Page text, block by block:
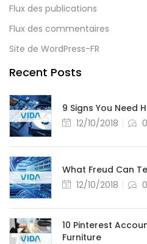
Flux des publications
Flux des commentaires
Site de WordPress-FR
Recent Posts
9 Signs You Need
12/10/2018
0
What Freud Can
12/10/2018
0
10 Pinterest
Furniture